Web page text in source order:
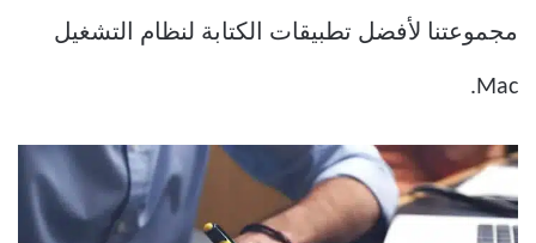
مجموعتنا لأفضل تطبيقات الكتابة لنظام التشغيل
Mac.